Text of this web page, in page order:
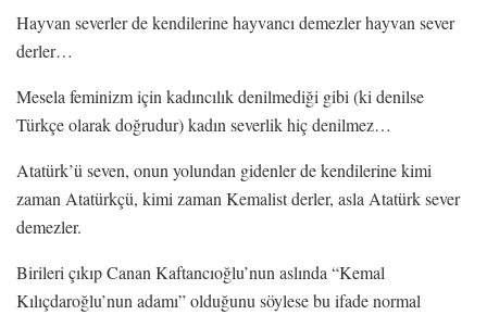
Hayvan severler de kendilerine hayvancı demezler hayvan sever
derler…
Mesela feminizm için kadıncılık denilmediği gibi (ki denilse
Türkçe olarak doğrudur) kadın severlik hiç denilmez…
Atatürk’ü seven, onun yolundan gidenler de kendilerine kimi
zaman Atatürkçü, kimi zaman Kemalist derler, asla Atatürk sever
demezler.
Birileri çıkıp Canan Kaftancıoğlu’nun aslında “Kemal
Kılıçdaroğlu’nun adamı” olduğunu söylese bu ifade normal